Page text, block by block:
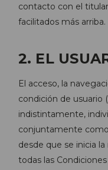
contacto con el
facilitados más arriba.
2. EL
El acceso, la
condición de usuario
indistintamente,
conjuntamente
desde que se inicia
todas las